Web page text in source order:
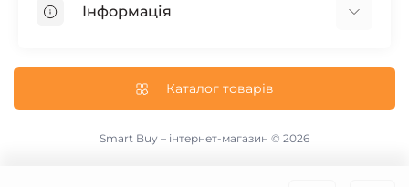
Інформація
Про нас
Інформація про доставку
Каталог товарів
Smart Buy – інтернет-магазин © 2026